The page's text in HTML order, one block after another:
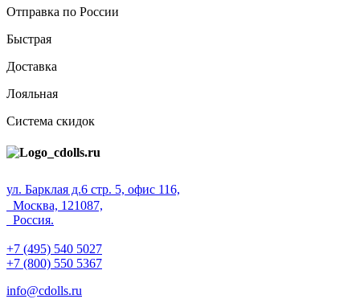
Отправка по России
Быстрая
Доставка
Лояльная
Система скидок
ул. Барклая д.6 стр. 5, офис 116,
Москва, 121087,
Россия.
+7 (495) 540 5027
+7 (800) 550 5367
info@cdolls.ru